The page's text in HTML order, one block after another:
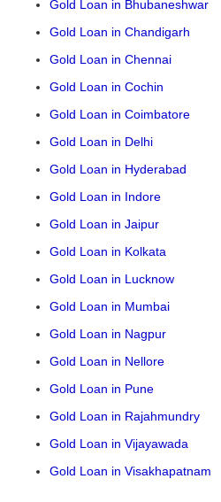
Gold Loan in Bhubaneshwar
Gold Loan in Chandigarh
Gold Loan in Chennai
Gold Loan in Cochin
Gold Loan in Coimbatore
Gold Loan in Delhi
Gold Loan in Hyderabad
Gold Loan in Indore
Gold Loan in Jaipur
Gold Loan in Kolkata
Gold Loan in Lucknow
Gold Loan in Mumbai
Gold Loan in Nagpur
Gold Loan in Nellore
Gold Loan in Pune
Gold Loan in Rajahmundry
Gold Loan in Vijayawada
Gold Loan in Visakhapatnam